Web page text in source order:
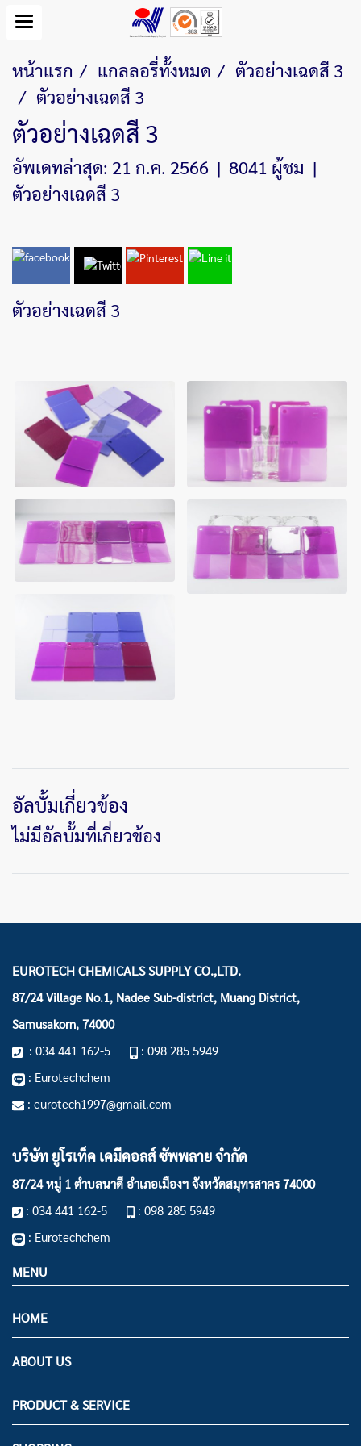
หน้าแรก แกลลอรี่ทั้งหมด
ตัวอย่างเฉดสี 3
ตัวอย่างเฉดสี 3
ตัวอย่างเฉดสี 3
อัพเดทล่าสุด: 21 ก.ค. 2566 | 8041 ผู้ชม |
ตัวอย่างเฉดสี 3
ตัวอย่างเฉดสี 3
อัลบั้มเกี่ยวข้อง
ไม่มีอัลบั้มที่เกี่ยวข้อง
EUROTECH CHEMICALS SUPPLY CO.,LTD.
87/24 Village No.1, Nadee Sub-district, Muang District,
Samusakorn, 74000
: 034 441 162-5 : 098 285 5949
: Eurotechchem
: eurotech1997@gmail.com
บริษัท ยูโรเท็ค เคมีคอลส์ ซัพพลาย จำกัด
87/24 หมู่ 1 ตำบลนาดี อำเภอเมืองฯ จังหวัดสมุทรสาคร 74000
: 034 441 162-5 : 098 285 5949
: Eurotechchem
MENU
HOME
ABOUT US
PRODUCT & SERVICE